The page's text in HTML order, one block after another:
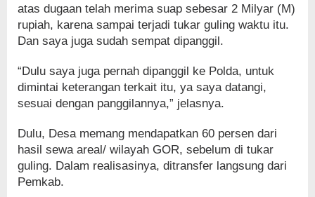
atas dugaan telah merima suap sebesar 2 Milyar (M)
rupiah, karena sampai terjadi tukar guling waktu itu.
Dan saya juga sudah sempat dipanggil.
“Dulu saya juga pernah dipanggil ke Polda, untuk
dimintai keterangan terkait itu, ya saya datangi,
sesuai dengan panggilannya,” jelasnya.
Dulu, Desa memang mendapatkan 60 persen dari
hasil sewa areal/ wilayah GOR, sebelum di tukar
guling. Dalam realisasinya, ditransfer langsung dari
Pemkab.